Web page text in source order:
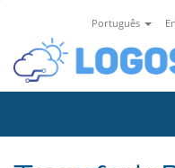
Português